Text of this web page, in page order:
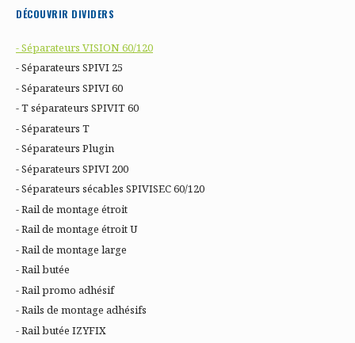
DÉCOUVRIR DIVIDERS
- Séparateurs VISION 60/120
- Séparateurs SPIVI 25
- Séparateurs SPIVI 60
- T séparateurs SPIVIT 60
- Séparateurs T
- Séparateurs Plugin
- Séparateurs SPIVI 200
- Séparateurs sécables SPIVISEC 60/120
- Rail de montage étroit
- Rail de montage étroit U
- Rail de montage large
- Rail butée
- Rail promo adhésif
- Rails de montage adhésifs
- Rail butée IZYFIX